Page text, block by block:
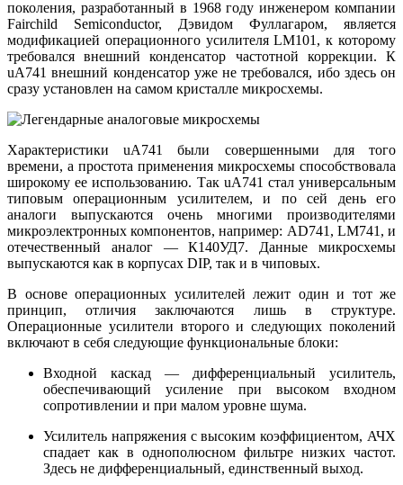
поколения, разработанный в 1968 году инженером компании
Fairchild Semiconductor, Дэвидом Фуллагаром, является
модификацией операционного усилителя LM101, к которому
требовался внешний конденсатор частотной коррекции. К
uA741 внешний конденсатор уже не требовался, ибо здесь он
сразу установлен на самом кристалле микросхемы.
Характеристики uA741 были совершенными для того
времени, а простота применения микросхемы способствовала
широкому ее использованию. Так uA741 стал универсальным
типовым операционным усилителем, и по сей день его
аналоги выпускаются очень многими производителями
микроэлектронных компонентов, например: AD741, LM741, и
отечественный аналог — К140УД7. Данные микросхемы
выпускаются как в корпусах DIP, так и в чиповых.
В основе операционных усилителей лежит один и тот же
принцип, отличия заключаются лишь в структуре.
Операционные усилители второго и следующих поколений
включают в себя следующие функциональные блоки:
Входной каскад — дифференциальный усилитель,
обеспечивающий усиление при высоком входном
сопротивлении и при малом уровне шума.
Усилитель напряжения с высоким коэффициентом, АЧХ
спадает как в однополюсном фильтре низких частот.
Здесь не дифференциальный, единственный выход.